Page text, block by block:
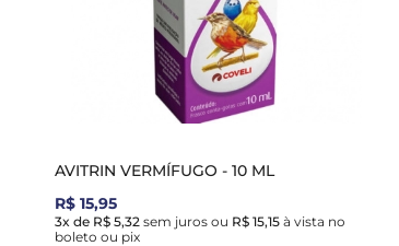
AVITRIN VERMÍFUGO - 10 ML
R$ 15,95
3x de R$ 5,32 sem juros ou R$ 15,15 à vista no
boleto ou pix